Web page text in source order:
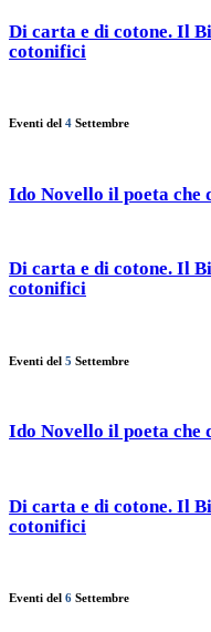
Di carta e di cotone. Il
cotonifici
Eventi del 4 Settembre
Ido Novello il poeta che
Di carta e di cotone. Il
cotonifici
Eventi del 5 Settembre
Ido Novello il poeta che
Di carta e di cotone. Il
cotonifici
Eventi del 6 Settembre